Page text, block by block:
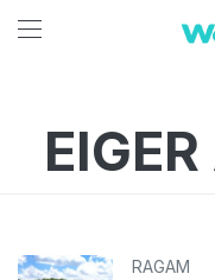
RAGAM